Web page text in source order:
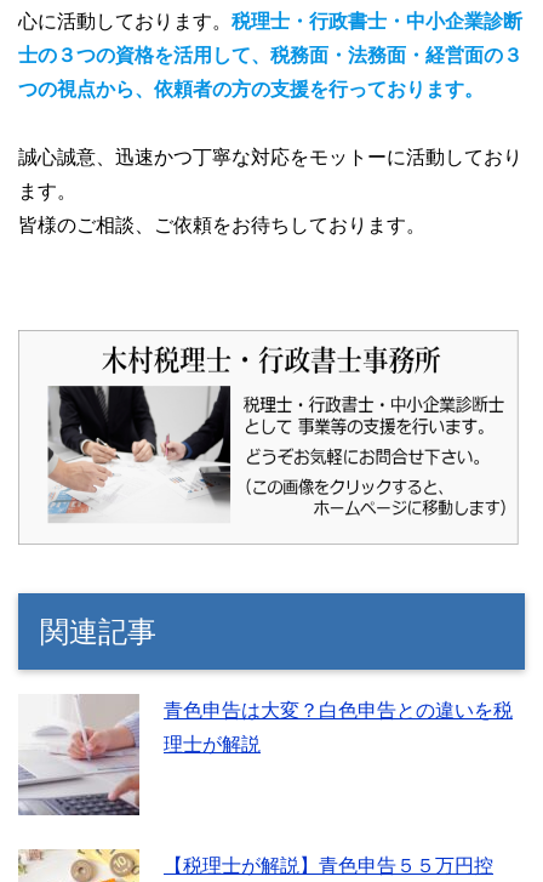
心に活動しております。 税理士・行政書士・中小企業診断
士の３つの資格を活用して、税務面・法務面・経営面の３
つの視点から、依頼者の方の支援を行っております。
誠心誠意、迅速かつ丁寧な対応をモットーに活動しており
ます。
皆様のご相談、ご依頼をお待ちしております。
関連記事
青色申告は大変？白色申告との違いを税
理士が解説
【税理士が解説】青色申告５５万円控